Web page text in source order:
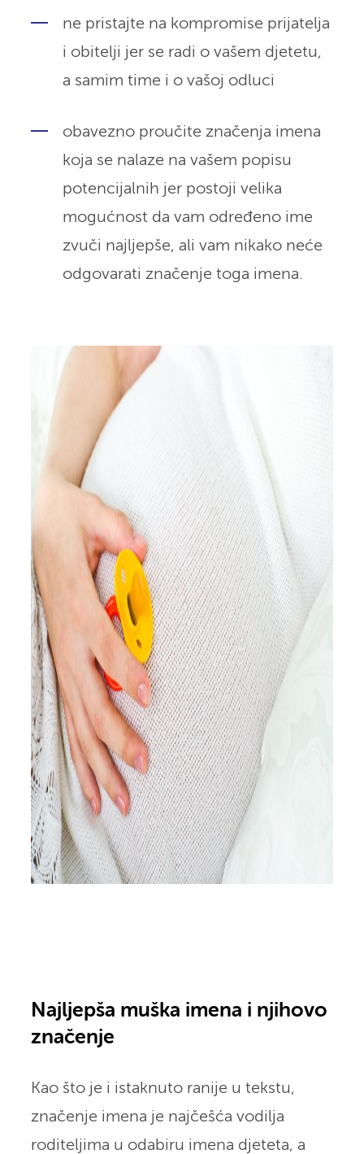
ne pristajte na kompromise prijatelja
i obitelji jer se radi o vašem djetetu,
a samim time i o vašoj odluci
obavezno proučite značenja imena
koja se nalaze na vašem popisu
potencijalnih jer postoji velika
mogućnost da vam određeno ime
zvuči najljepše, ali vam nikako neće
odgovarati značenje toga imena.
Najljepša muška imena i njihovo
značenje
Kao što je i istaknuto ranije u tekstu,
značenje imena je najčešća vodilja
roditeljima u odabiru imena djeteta, a